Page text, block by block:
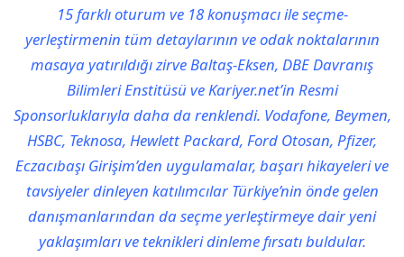
15 farklı oturum ve 18 konuşmacı ile seçme-
yerleştirmenin tüm detaylarının ve odak noktalarının
masaya yatırıldığı zirve Baltaş-Eksen, DBE Davranış
Bilimleri Enstitüsü ve Kariyer.net’in Resmi
Sponsorluklarıyla daha da renklendi. Vodafone, Beymen,
HSBC, Teknosa, Hewlett Packard, Ford Otosan, Pfizer,
Eczacıbaşı Girişim’den uygulamalar, başarı hikayeleri ve
tavsiyeler dinleyen katılımcılar Türkiye’nin önde gelen
danışmanlarından da seçme yerleştirmeye dair yeni
yaklaşımları ve teknikleri dinleme fırsatı buldular.